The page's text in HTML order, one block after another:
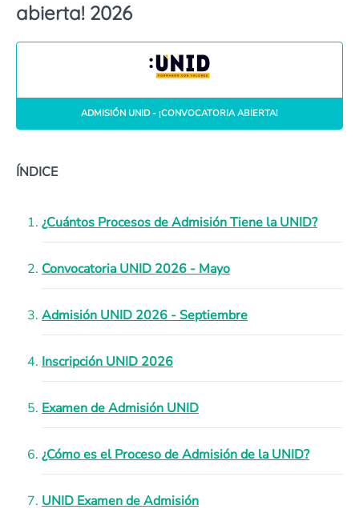
abierta! 2026
ADMISIÓN UNID - ¡CONVOCATORIA ABIERTA!
ÍNDICE
¿Cuántos Procesos de Admisión Tiene la UNID?
Convocatoria UNID 2026 - Mayo
Admisión UNID 2026 - Septiembre
Inscripción UNID 2026
Examen de Admisión UNID
¿Cómo es el Proceso de Admisión de la UNID?
UNID Examen de Admisión